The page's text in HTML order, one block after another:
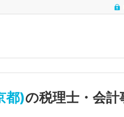
都)の税理士・会